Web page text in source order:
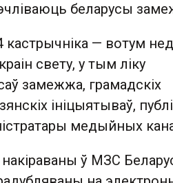
беларусы
— вотум
свету, у тым ліку
замежжа, грамадскіх
ініцыятываў,
медыйных
ў МЗС